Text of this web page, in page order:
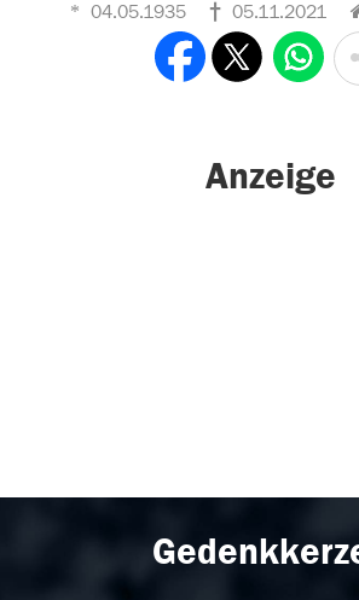
04.05.1935 05.11.2021
Anzeige